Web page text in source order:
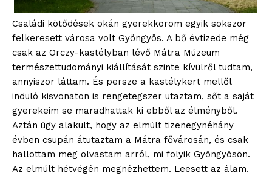
Családi kötődések okán gyerekkorom egyik sokszor
felkeresett városa volt Gyöngyös. A bő évtizede még
csak az Orczy-kastélyban lévő Mátra Múzeum
természettudományi kiállítását szinte kívülről tudtam,
annyiszor láttam. És persze a kastélykert mellől
induló kisvonaton is rengetegszer utaztam, sőt a saját
gyerekeim se maradhattak ki ebből az élményből.
Aztán úgy alakult, hogy az elmúlt tizenegynéhány
évben csupán átutaztam a Mátra fővárosán, és csak
hallottam meg olvastam arról, mi folyik Gyöngyösön.
Az elmúlt hétvégén megnézhettem. Leesett az álam.